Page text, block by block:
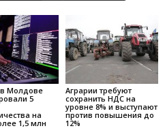
в Молдове
5
на
1,5 млн
Аграрии требуют
сохранить НДС на
уровне 8% и выступают
против повышения до
12%